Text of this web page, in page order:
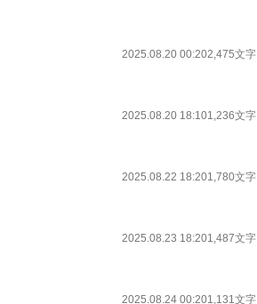
2025.08.20 00:202,475文字
2025.08.20 18:101,236文字
2025.08.22 18:201,780文字
2025.08.23 18:201,487文字
2025.08.24 00:201,131文字